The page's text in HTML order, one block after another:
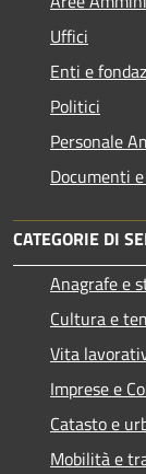
Uffici
Enti e
Politici
Personale
Documenti
CATEGORIE DI
Anagrafe e
Cultura e
Vita
Imprese e
Catasto e
Mobilità e